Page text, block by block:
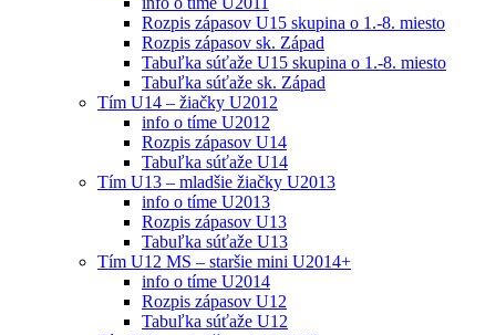
Rozpis zápasov U15 skupina o 1.-8. miesto
Rozpis zápasov sk. Západ
Tabuľka súťaže U15 skupina o 1.-8. miesto
Tabuľka súťaže sk. Západ
Tím U14 – žiačky U2012
info o tíme U2012
Rozpis zápasov U14
Tabuľka súťaže U14
Tím U13 – mladšie žiačky U2013
info o tíme U2013
Rozpis zápasov U13
Tabuľka súťaže U13
Tím U12 MS – staršie mini U2014+
info o tíme U2014
Rozpis zápasov U12
Tabuľka súťaže U12